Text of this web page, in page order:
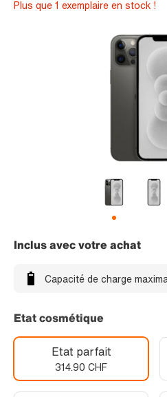
Plus que 1 exemplaire en stock !
Inclus avec votre achat
Capacité de charge
Etat cosmétique
Etat parfait
314.90 CHF